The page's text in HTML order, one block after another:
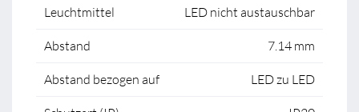
Leuchtmittel LED nicht austauschbar
Abstand 7.14 mm
Abstand bezogen auf LED zu LED